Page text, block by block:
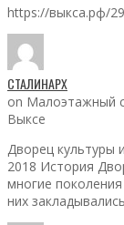
https://выкса.рф/
СТАЛИНАРХ
on Малоэтажный
Выксе
Дворец культуры
2018 История
многие
них